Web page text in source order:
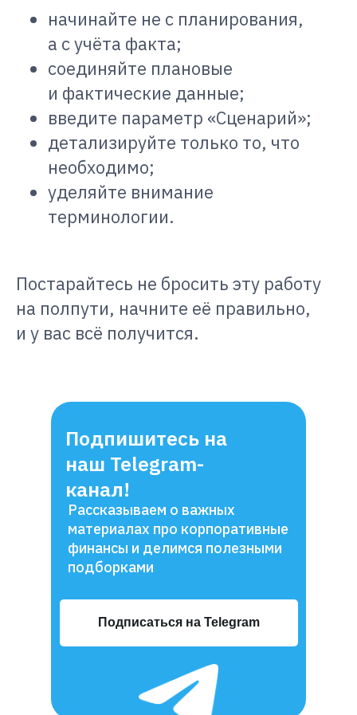
начинайте не с планирования,
а с учёта факта;
соединяйте плановые
и фактические данные;
введите параметр «Сценарий»;
детализируйте только то, что
необходимо;
уделяйте внимание
терминологии.
Постарайтесь не бросить эту работу
на полпути, начните её правильно,
и у вас всё получится.
Подпишитесь на
наш Telegram-
канал!
Подписаться на Telegram
Рассказываем о важных
материалах про корпоративные
финансы и делимся полезными
подборками